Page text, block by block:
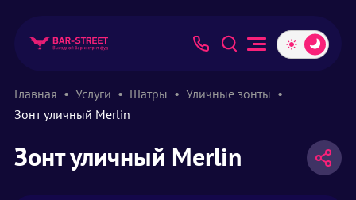
Главная Услуги Шатры
Уличные зонты
Зонт уличный Merlin
Зонт уличный Merlin